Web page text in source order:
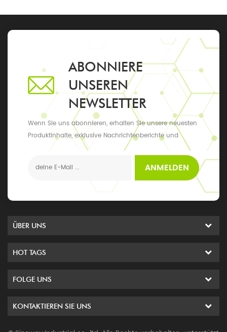
ABONNIERE
UNSEREN
NEWSLETTER
Wenn Sie uns abonnieren, erhalten Sie unsere neuesten
Produktinhalte, exklusive Nachrichtenberichte und
Updates sowie die neuesten lokalen Ereignisse
ANMELDEN
ÜBER UNS
HOT TAGS
FOLGE UNS
KONTAKTIEREN SIE UNS